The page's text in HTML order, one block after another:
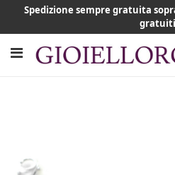
Spedizione sempre gratuita